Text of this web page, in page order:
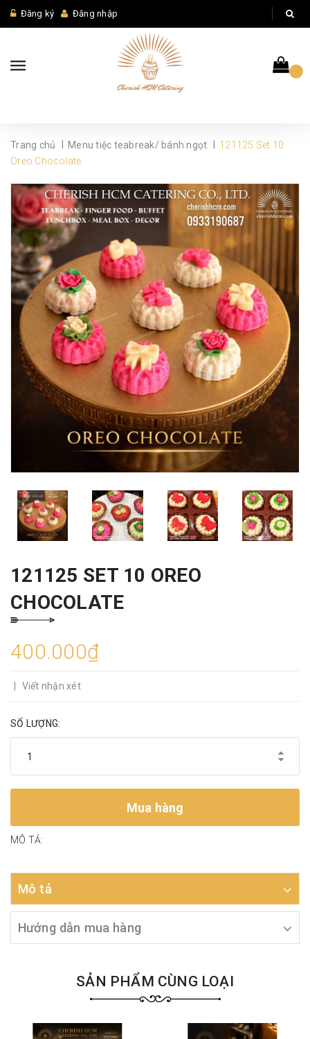
Đăng ký Đăng nhập
Trang chủ Menu tiệc teabreak/ bánh ngọt
121125 Set 10
Oreo Chocolate
121125 SET 10 OREO
CHOCOLATE
400.000₫
Viết nhận xét
SỐ LƯỢNG:
Mua hàng
MÔ TẢ:
Mô tả
Hướng dẫn mua hàng
SẢN PHẨM CÙNG LOẠI